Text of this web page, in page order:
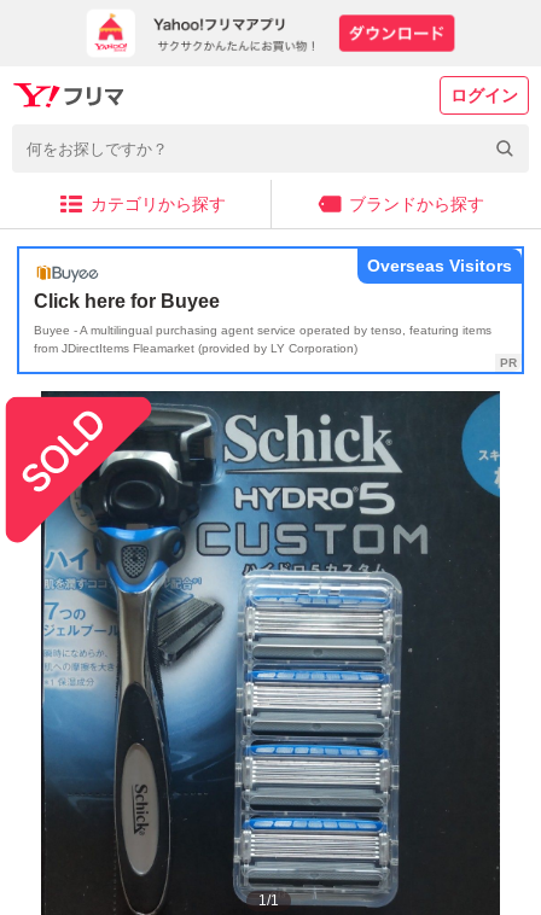
ログイン
カテゴリから探す ブランドから探す
Click here for Buyee
Buyee - A multilingual purchasing agent service operated by tenso, featuring items
from JDirectItems Fleamarket (provided by LY Corporation)
Overseas Visitors
1/1